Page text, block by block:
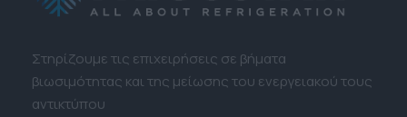
Στηρίζουμε τις επιχειρήσεις σε βήματα
βιωσιμότητας και της μείωσης του ενεργειακού τους
αντικτύπου